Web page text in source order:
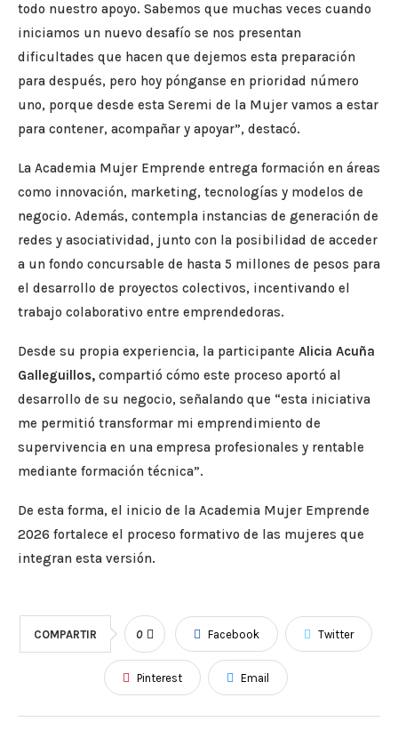
todo nuestro apoyo. Sabemos que muchas veces cuando
iniciamos un nuevo desafío se nos presentan
dificultades que hacen que dejemos esta preparación
para después, pero hoy pónganse en prioridad número
uno, porque desde esta Seremi de la Mujer vamos a estar
para contener, acompañar y apoyar”, destacó.
La Academia Mujer Emprende entrega formación en áreas
como innovación, marketing, tecnologías y modelos de
negocio. Además, contempla instancias de generación de
redes y asociatividad, junto con la posibilidad de acceder
a un fondo concursable de hasta 5 millones de pesos para
el desarrollo de proyectos colectivos, incentivando el
trabajo colaborativo entre emprendedoras.
Desde su propia experiencia, la participante Alicia Acuña
Galleguillos, compartió cómo este proceso aportó al
desarrollo de su negocio, señalando que “esta iniciativa
me permitió transformar mi emprendimiento de
supervivencia en una empresa profesionales y rentable
mediante formación técnica”.
De esta forma, el inicio de la Academia Mujer Emprende
2026 fortalece el proceso formativo de las mujeres que
integran esta versión.
COMPARTIR 0 Facebook Twitter
Pinterest Email